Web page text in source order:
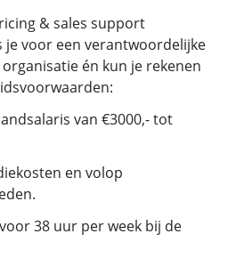
& sales support
je voor een verantwoordelijke
én kun je rekenen
van €3000,- tot
en volop
38 uur per week bij de